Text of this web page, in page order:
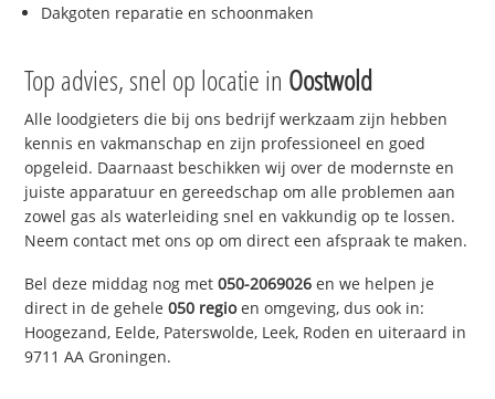
Dakgoten reparatie en schoonmaken
Top advies, snel op locatie in Oostwold
Alle loodgieters die bij ons bedrijf werkzaam zijn hebben
kennis en vakmanschap en zijn professioneel en goed
opgeleid. Daarnaast beschikken wij over de modernste en
juiste apparatuur en gereedschap om alle problemen aan
zowel gas als waterleiding snel en vakkundig op te lossen.
Neem contact met ons op om direct een afspraak te maken.
Bel deze middag nog met050-2069026 en we helpen je
direct in de gehele050 regioen omgeving, dus ook in:
Hoogezand, Eelde, Paterswolde, Leek, Roden en uiteraard in
9711 AA Groningen.